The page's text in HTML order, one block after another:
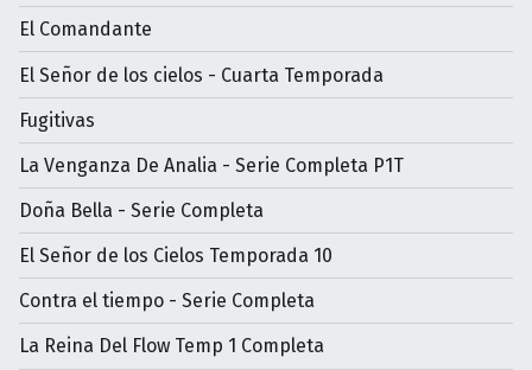
El Comandante
El Señor de los cielos - Cuarta Temporada
Fugitivas
La Venganza De Analia - Serie Completa P1T
Doña Bella - Serie Completa
El Señor de los Cielos Temporada 10
Contra el tiempo - Serie Completa
La Reina Del Flow Temp 1 Completa